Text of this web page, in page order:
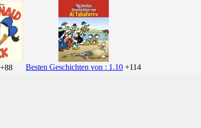
Besten Geschichten von : 1.10 +114